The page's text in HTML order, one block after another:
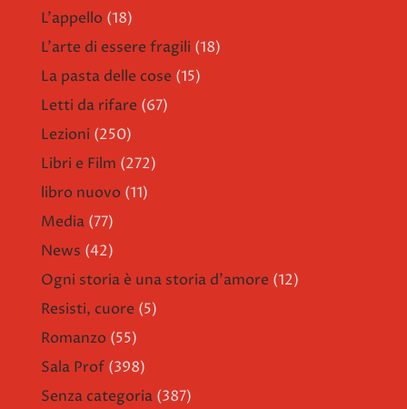
L'appello (18)
L'arte di essere fragili (18)
La pasta delle cose (15)
Letti da rifare (67)
Lezioni (250)
Libri e Film (272)
libro nuovo (11)
Media (77)
News (42)
Ogni storia è una storia d'amore (12)
Resisti, cuore (5)
Romanzo (55)
Sala Prof (398)
Senza categoria (387)